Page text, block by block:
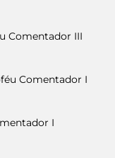
Comentador III
Comentador I
I